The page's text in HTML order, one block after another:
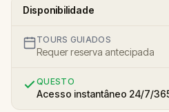
Disponibilidade
TOURS GUIADOS
Requer reserva antecipada
QUESTO
Acesso instantâneo 24/7/